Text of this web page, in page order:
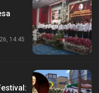
14:45